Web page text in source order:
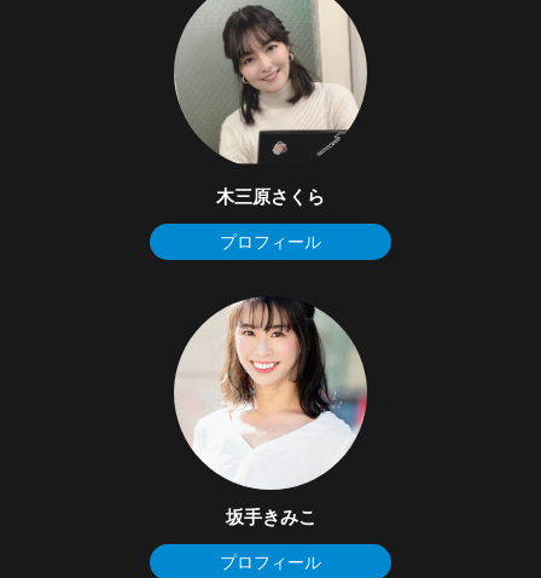
木三原さくら
プロフィール
坂手きみこ
プロフィール